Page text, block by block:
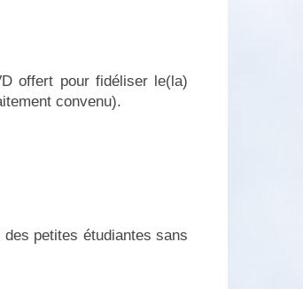
offert pour fidéliser le(la)
convenu).
petites étudiantes sans